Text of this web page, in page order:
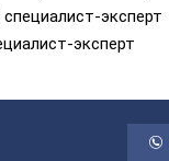
эксперт
эксперт